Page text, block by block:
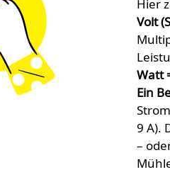
Hier
Volt
Watt
Ein
9 A).
–